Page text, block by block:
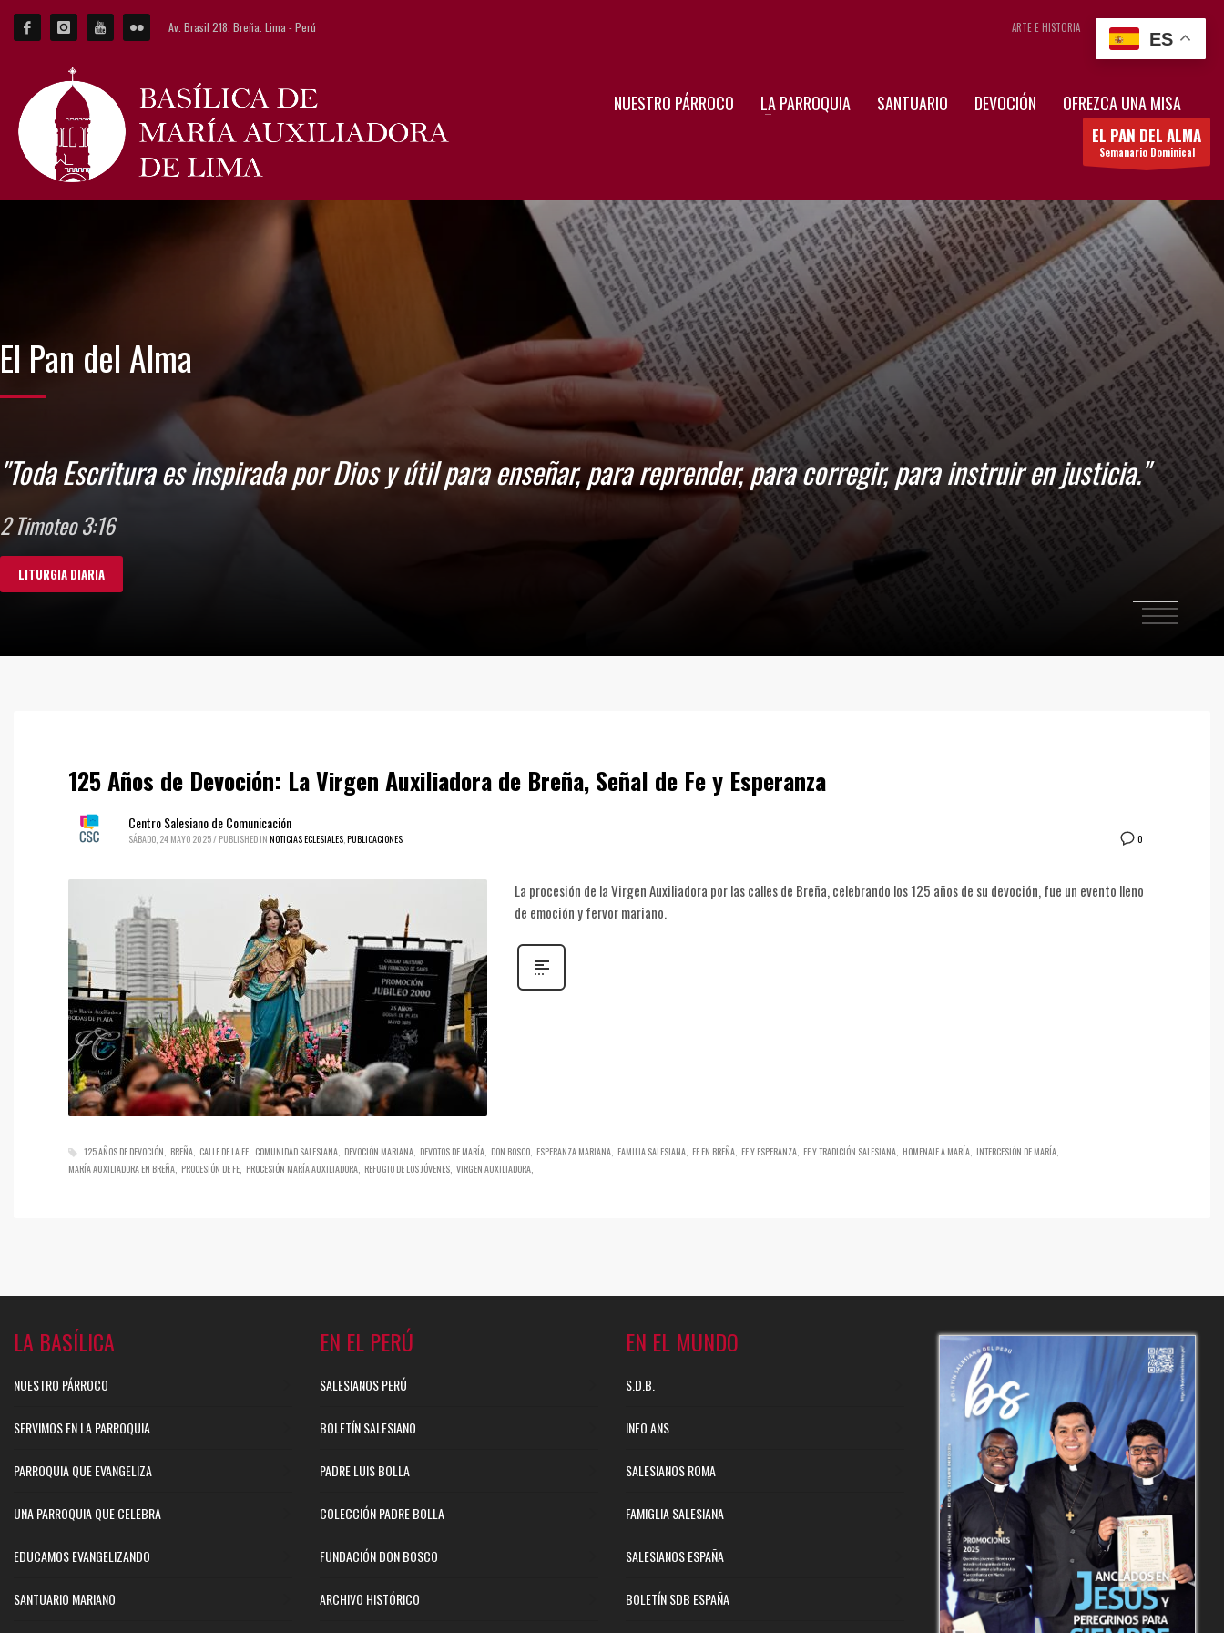
Av. Brasil 218. Breña. Lima - Perú ARTE E HISTORIA CONTÁCTENOS
NUESTRO PÁRROCO LA PARROQUIA SANTUARIO DEVOCIÓN OFREZCA UNA MISA
EL PAN DEL ALMA
Semanario Dominical
justicia."
125 Años de Devoción: La Virgen Auxiliadora de Breña, Señal de Fe y Esperanza
0
Centro Salesiano de Comunicación
SÁBADO, 24 MAYO 2025/ PUBLISHED IN NOTICIAS ECLESIALES,PUBLICACIONES
La procesión de la Virgen Auxiliadora por las calles de Breña, celebrando los 125 años de su devoción, fue un evento lleno
de emoción y fervor mariano.
125 AÑOS DE DEVOCIÓN BREÑA CALLE DE LA FE COMUNIDAD SALESIANA DEVOCIÓN MARIANA DEVOTOS DE MARÍA DON BOSCO ESPERANZA MARIANA FAMILIA SALESIANA FE EN BREÑA FE Y ESPERANZA FE Y TRADICIÓN SALESIANA HOMENAJE A MARÍA INTERCESIÓN DE MARÍA
MARÍA AUXILIADORA EN BREÑA PROCESIÓN DE FE PROCESIÓN MARÍA AUXILIADORA REFUGIO DE LOS JÓVENES VIRGEN AUXILIADORA
LA BASÍLICA
NUESTRO PÁRROCO
SERVIMOS EN LA PARROQUIA
PARROQUIA QUE EVANGELIZA
UNA PARROQUIA QUE CELEBRA
EDUCAMOS EVANGELIZANDO
SANTUARIO MARIANO
EN EL PERÚ
SALESIANOS PERÚ
BOLETÍN SALESIANO
PADRE LUIS BOLLA
COLECCIÓN PADRE BOLLA
FUNDACIÓN DON BOSCO
ARCHIVO HISTÓRICO
EN EL MUNDO
S.D.B.
INFO ANS
SALESIANOS ROMA
FAMIGLIA SALESIANA
SALESIANOS ESPAÑA
BOLETÍN SDB ESPAÑA
ES